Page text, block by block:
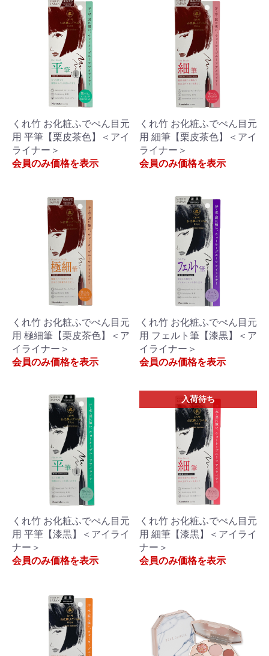
くれ竹 お化粧ふでぺん目元
用 平筆【栗皮茶色】＜アイ
ライナー＞
会員のみ価格を表示
くれ竹 お化粧ふでぺん目元
用 細筆【栗皮茶色】＜アイ
ライナー＞
会員のみ価格を表示
くれ竹 お化粧ふでぺん目元
用 極細筆【栗皮茶色】＜ア
イライナー＞
会員のみ価格を表示
くれ竹 お化粧ふでぺん目元
用 フェルト筆【漆黒】＜ア
イライナー＞
会員のみ価格を表示
くれ竹 お化粧ふでぺん目元
用 平筆【漆黒】＜アイライ
ナー＞
会員のみ価格を表示
入荷待ち
くれ竹 お化粧ふでぺん目元
用 細筆【漆黒】＜アイライ
ナー＞
会員のみ価格を表示